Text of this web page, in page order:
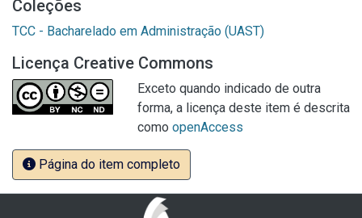
Coleções
TCC - Bacharelado em Administração (UAST)
Licença Creative Commons
Exceto quando indicado de outra
forma, a licença deste item é descrita
como openAccess
Página do item completo